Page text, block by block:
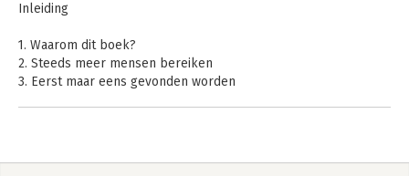
Inleiding
1. Waarom dit boek?
2. Steeds meer mensen bereiken
3. Eerst maar eens gevonden worden